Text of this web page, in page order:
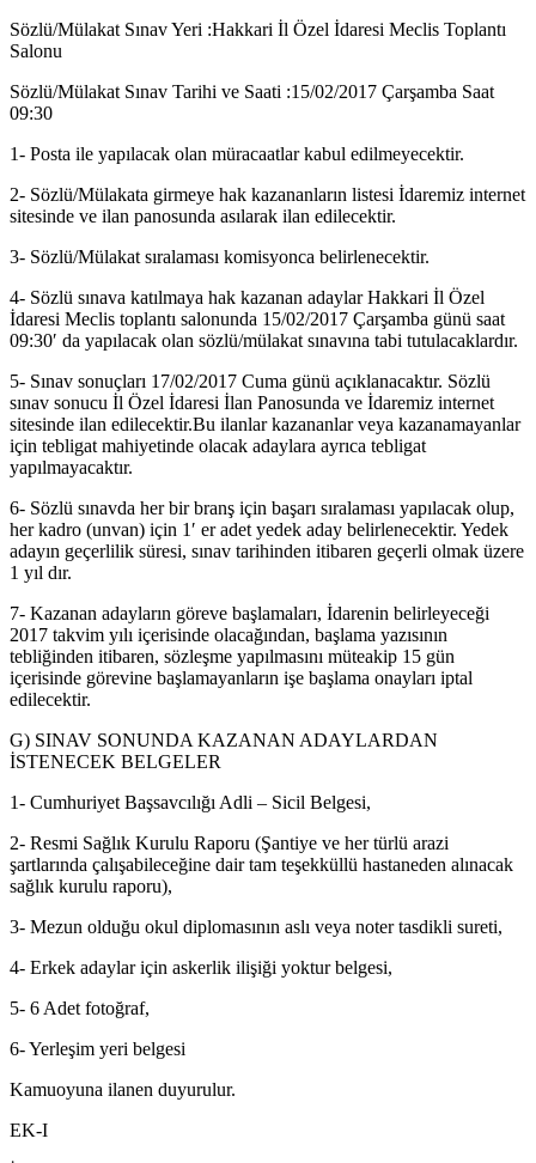
Sözlü/Mülakat Sınav Yeri :Hakkari İl Özel İdaresi Meclis Toplantı
Salonu
Sözlü/Mülakat Sınav Tarihi ve Saati :15/02/2017 Çarşamba Saat
09:30
1- Posta ile yapılacak olan müracaatlar kabul edilmeyecektir.
2- Sözlü/Mülakata girmeye hak kazananların listesi İdaremiz internet
sitesinde ve ilan panosunda asılarak ilan edilecektir.
3- Sözlü/Mülakat sıralaması komisyonca belirlenecektir.
4- Sözlü sınava katılmaya hak kazanan adaylar Hakkari İl Özel
İdaresi Meclis toplantı salonunda 15/02/2017 Çarşamba günü saat
09:30′ da yapılacak olan sözlü/mülakat sınavına tabi tutulacaklardır.
5- Sınav sonuçları 17/02/2017 Cuma günü açıklanacaktır. Sözlü
sınav sonucu İl Özel İdaresi İlan Panosunda ve İdaremiz internet
sitesinde ilan edilecektir.Bu ilanlar kazananlar veya kazanamayanlar
için tebligat mahiyetinde olacak adaylara ayrıca tebligat
yapılmayacaktır.
6- Sözlü sınavda her bir branş için başarı sıralaması yapılacak olup,
her kadro (unvan) için 1′ er adet yedek aday belirlenecektir. Yedek
adayın geçerlilik süresi, sınav tarihinden itibaren geçerli olmak üzere
1 yıl dır.
7- Kazanan adayların göreve başlamaları, İdarenin belirleyeceği
2017 takvim yılı içerisinde olacağından, başlama yazısının
tebliğinden itibaren, sözleşme yapılmasını müteakip 15 gün
içerisinde görevine başlamayanların işe başlama onayları iptal
edilecektir.
G) SINAV SONUNDA KAZANAN ADAYLARDAN
İSTENECEK BELGELER
1- Cumhuriyet Başsavcılığı Adli – Sicil Belgesi,
2- Resmi Sağlık Kurulu Raporu (Şantiye ve her türlü arazi
şartlarında çalışabileceğine dair tam teşekküllü hastaneden alınacak
sağlık kurulu raporu),
3- Mezun olduğu okul diplomasının aslı veya noter tasdikli sureti,
4- Erkek adaylar için askerlik ilişiği yoktur belgesi,
5- 6 Adet fotoğraf,
6- Yerleşim yeri belgesi
Kamuoyuna ilanen duyurulur.
EK-I